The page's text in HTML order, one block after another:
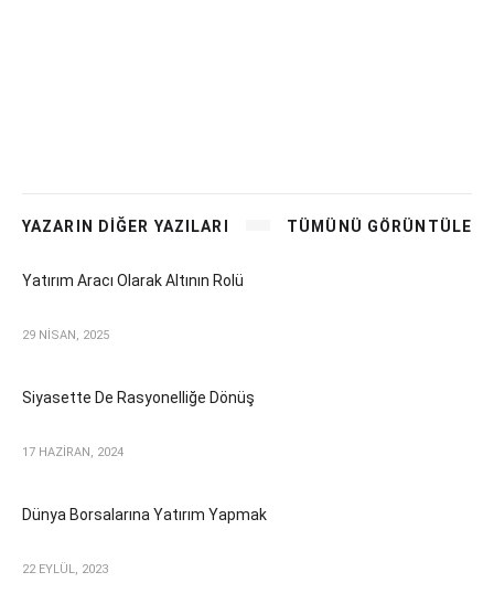
YAZARIN DİĞER YAZILARI TÜMÜNÜ GÖRÜNTÜLE
Yatırım Aracı Olarak Altının Rolü
29 NİSAN, 2025
Siyasette De Rasyonelliğe Dönüş
17 HAZİRAN, 2024
Dünya Borsalarına Yatırım Yapmak
22 EYLÜL, 2023